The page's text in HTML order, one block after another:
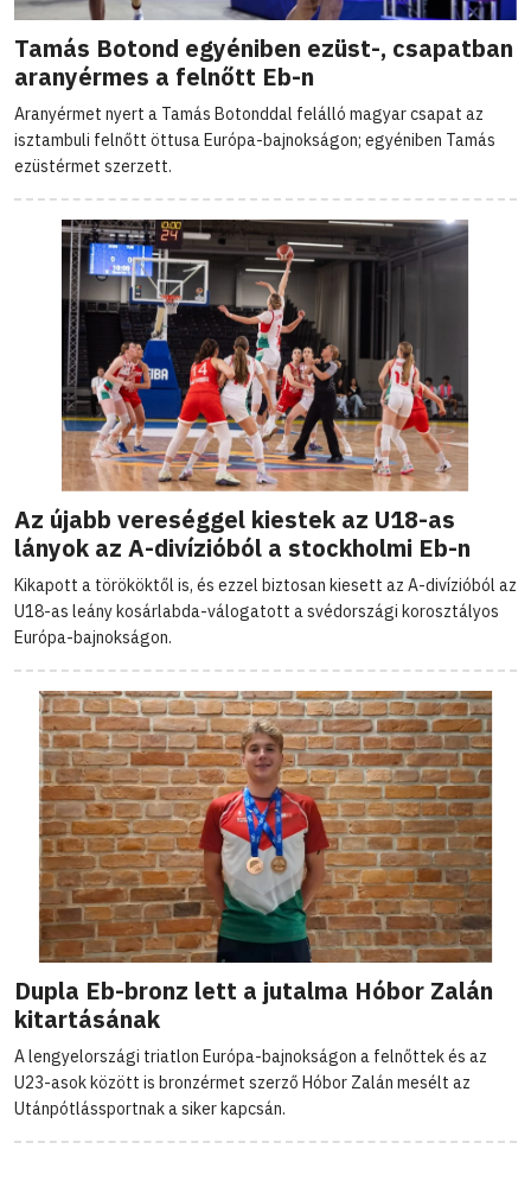
Tamás Botond egyéniben ezüst-, csapatban
aranyérmes a felnőtt Eb-n
Aranyérmet nyert a Tamás Botonddal felálló magyar csapat az
isztambuli felnőtt öttusa Európa-bajnokságon; egyéniben Tamás
ezüstérmet szerzett.
Az újabb vereséggel kiestek az U18-as
lányok az A-divízióból a stockholmi Eb-n
Kikapott a törököktől is, és ezzel biztosan kiesett az A-divízióból az
U18-as leány kosárlabda-válogatott a svédországi korosztályos
Európa-bajnokságon.
Dupla Eb-bronz lett a jutalma Hóbor Zalán
kitartásának
A lengyelországi triatlon Európa-bajnokságon a felnőttek és az
U23-asok között is bronzérmet szerző Hóbor Zalán mesélt az
Utánpótlássportnak a siker kapcsán.